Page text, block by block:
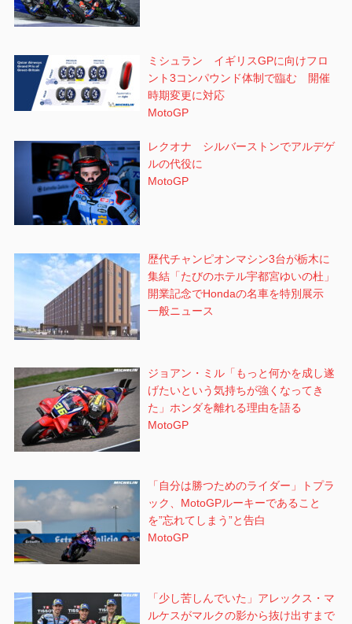
ミシュラン イギリスGPに向けフロ
ント3コンパウンド体制で臨む 開催
時期変更に対応
MotoGP
レクオナ シルバーストンでアルデゲ
ルの代役に
MotoGP
歴代チャンピオンマシン3台が栃木に
集結「たびのホテル宇都宮ゆいの杜」
開業記念でHondaの名車を特別展示
一般ニュース
ジョアン・ミル「もっと何かを成し遂
げたいという気持ちが強くなってき
た」ホンダを離れる理由を語る
MotoGP
「自分は勝つためのライダー」トプラ
ック、MotoGPルーキーであること
を”忘れてしまう”と告白
MotoGP
「少し苦しんでいた」アレックス・マ
ルケスがマルクの影から抜け出すまで